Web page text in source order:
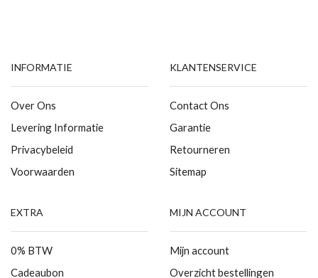
INFORMATIE
Over Ons
Levering Informatie
Privacybeleid
Voorwaarden
KLANTENSERVICE
Contact Ons
Garantie
Retourneren
Sitemap
EXTRA
0% BTW
Cadeaubon
MIJN ACCOUNT
Mijn account
Overzicht bestellingen